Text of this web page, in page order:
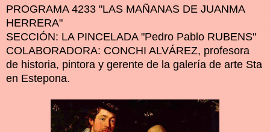
PROGRAMA 4233 "LAS MAÑANAS DE JUANMA
HERRERA"
SECCIÓN: LA PINCELADA "Pedro Pablo RUBENS"
COLABORADORA: CONCHI ALVÁREZ, profesora
de historia, pintora y gerente de la galería de arte Sta
en Estepona.